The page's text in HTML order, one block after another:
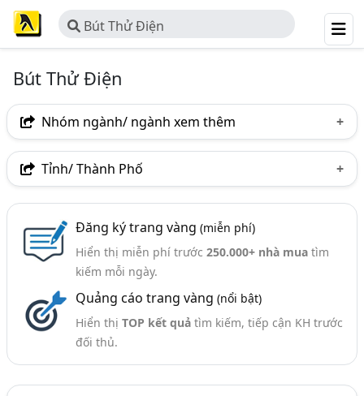
Bút Thử Điện
Bút Thử Điện
Nhóm ngành/ ngành xem thêm
Ngành nghề
Ngành xem thêm
Thiết Bị An Toàn Ngành Điện (54)
Tỉnh/ Thành Phố
Đăng ký trang vàng (miễn phí)
Hiển thị miễn phí trước 250.000+ nhà muatìm
kiếm mỗi ngày.
Quảng cáo trang vàng (nổi bật)
Hiển thị TOP kết quảtìm kiếm, tiếp cận KH trước
đối thủ.